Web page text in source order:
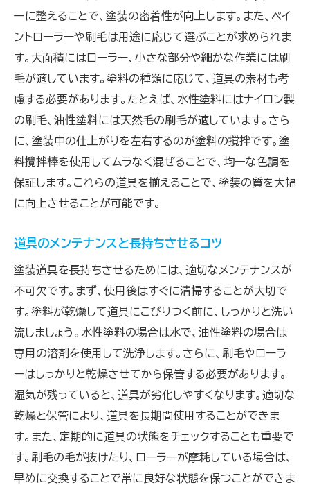
一に整えることで、塗装の密着性が向上します。また、ペイ
ントローラーや刷毛は用途に応じて選ぶことが求められま
す。大面積にはローラー、小さな部分や細かな作業には刷
毛が適しています。塗料の種類に応じて、道具の素材も考
慮する必要があります。たとえば、水性塗料にはナイロン製
の刷毛、油性塗料には天然毛の刷毛が適しています。さら
に、塗装中の仕上がりを左右するのが塗料の撹拌です。塗
料攪拌棒を使用してムラなく混ぜることで、均一な色調を
保証します。これらの道具を揃えることで、塗装の質を大幅
に向上させることが可能です。
道具のメンテナンスと長持ちさせるコツ
塗装道具を長持ちさせるためには、適切なメンテナンスが
不可欠です。まず、使用後はすぐに清掃することが大切で
す。塗料が乾燥して道具にこびりつく前に、しっかりと洗い
流しましょう。水性塗料の場合は水で、油性塗料の場合は
専用の溶剤を使用して洗浄します。さらに、刷毛やローラ
ーはしっかりと乾燥させてから保管する必要があります。
湿気が残っていると、道具が劣化しやすくなります。適切な
乾燥と保管により、道具を長期間使用することができま
す。また、定期的に道具の状態をチェックすることも重要で
す。刷毛の毛が抜けたり、ローラーが摩耗している場合は、
早めに交換することで常に良好な状態を保つことができま